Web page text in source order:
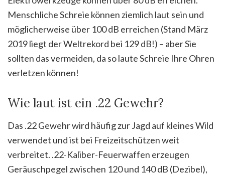
Menschliche Schreie können ziemlich laut sein und
möglicherweise über 100 dB erreichen (Stand März
2019 liegt der Weltrekord bei 129 dB!) – aber Sie
sollten das vermeiden, da so laute Schreie Ihre Ohren
verletzen können!
Wie laut ist ein .22 Gewehr?
Das .22 Gewehr wird häufig zur Jagd auf kleines Wild
verwendet und ist bei Freizeitschützen weit
verbreitet. .22-Kaliber-Feuerwaffen erzeugen
Geräuschpegel zwischen 120 und 140 dB (Dezibel),